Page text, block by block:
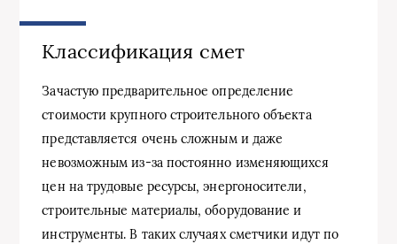
Классификация смет
Зачастую предварительное определение
стоимости крупного строительного объекта
представляется очень сложным и даже
невозможным из-за постоянно изменяющихся
цен на трудовые ресурсы, энергоносители,
строительные материалы, оборудование и
инструменты. В таких случаях сметчики идут по